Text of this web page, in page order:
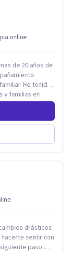
online
de 20 años de
He tenido
y familias en
variedad de
la
y/o virtual,
acordamos en
drásticos
sentir con
paso.